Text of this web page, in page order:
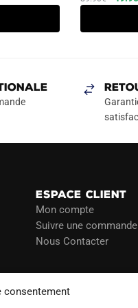
consentement
ESPACE CLIENT
Mon compte
Suivre une commande
Nous Contacter